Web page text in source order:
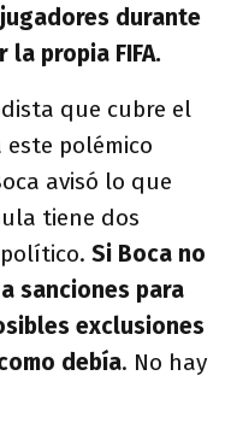
durante
propia FIFA.
que cubre el
polémico
avisó lo que
tiene dos
Si Boca no
sanciones para
exclusiones
debía. No hay